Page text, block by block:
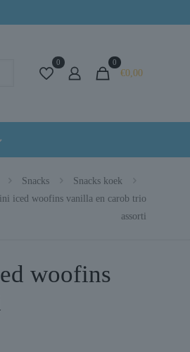
0 0
€0,00
Snacks
Snacks koek
iced woofins vanilla en carob trio
assorti
woofins